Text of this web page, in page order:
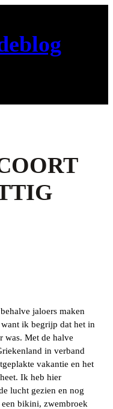
jaloers maken
ik begrijp dat het in
was. Met de halve
in verband
vakantie en het
Ik heb hier
lucht gezien en nog
bikini, zwembroek